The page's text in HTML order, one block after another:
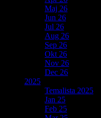
Maj 26
Jun 26
Jul 26
Aug 26
Sep 26
Okt 26
Nov 26
Dec 26
2025
Temalista 2025
Jan 25
Feb 25